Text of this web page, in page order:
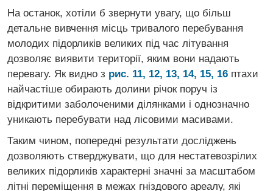
На останок, хотіли б звернути увагу, що більш
детальне вивчення місць тривалого перебування
молодих підорликів великих під час літування
дозволяє виявити території, яким вони надають
перевагу. Як видно з рис. 11, 12, 13, 14, 15, 16 птахи
найчастіше обирають долини річок поруч із
відкритими заболоченими ділянками і однозначно
уникають перебувати над лісовими масивами.
Таким чином, попередні результати досліджень
дозволяють стверджувати, що для нестатевозрілих
великих підорликів характерні значні за масштабом
літні переміщення в межах гніздового ареалу, які